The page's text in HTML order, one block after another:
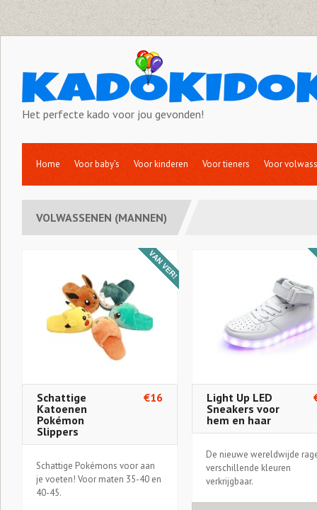
Het perfecte kado voor jou gevonden!
Home Voor baby’s Voor kinderen Voor tieners Voor
VOLWASSENEN (MANNEN)
Schattige
Katoenen
Pokémon
Slippers
€16
Schattige Pokémons voor aan
je voeten! Voor maten 35-40 en
40-45.
Light Up LED
Sneakers voor
hem en haar
De nieuwe wereldwijde
verschillende kleuren
verkrijgbaar.